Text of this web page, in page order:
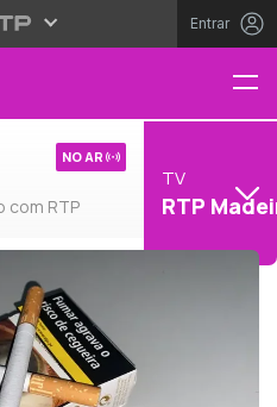
Entrar
com RTP
NO AR
TV
RTP